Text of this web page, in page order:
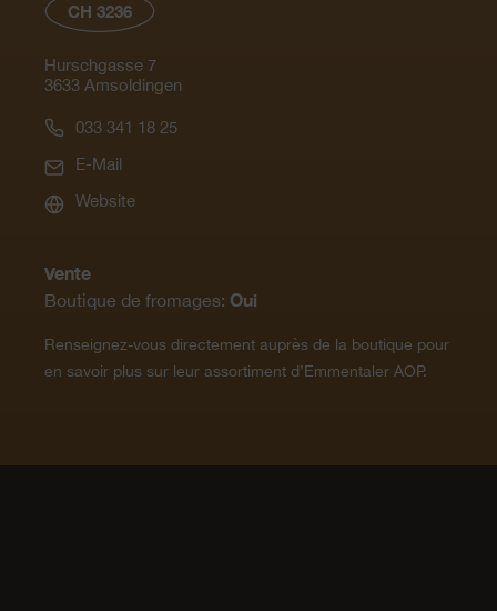
CH 3236
Hurschgasse 7
3633 Amsoldingen
033 341 18 25
E-Mail
Website
Vente
Boutique de fromages: Oui
Renseignez-vous directement auprès de la boutique pour
en savoir plus sur leur assortiment d’Emmentaler AOP.